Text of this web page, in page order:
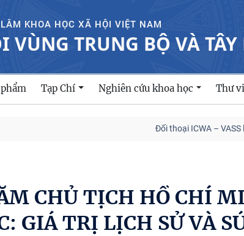
KHOA HỌC XÃ HỘI VIỆT NAM
TRUNG BỘ VÀ TÂY
Tạp Chí Nghiên cứu khoa học Thư
Đối thoại ICWA – VASS lần thứ
CHỦ TỊCH HỒ CHÍ
GIÁ TRỊ LỊCH SỬ VÀ